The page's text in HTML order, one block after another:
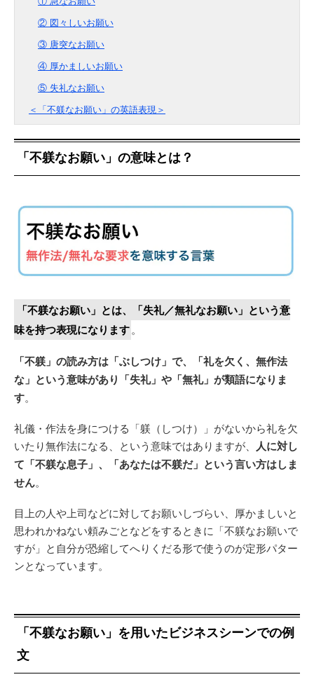
② 図々しいお願い
③ 唐突なお願い
④ 厚かましいお願い
⑤ 失礼なお願い
＜「不躾なお願い」の英語表現＞
「不躾なお願い」の意味とは？
「不躾なお願い」とは、「失礼／無礼なお願い」という意
味を持つ表現になります。
「不躾」の読み方は「ぶしつけ」で、「礼を欠く、無作法
な」という意味があり「失礼」や「無礼」が類語になりま
す。
礼儀・作法を身につける「躾（しつけ）」がないから礼を欠
いたり無作法になる、という意味ではありますが、 人に対し
て「不躾な息子」、「あなたは不躾だ」という言い方はしま
せん。
目上の人や上司などに対してお願いしづらい、厚かましいと
思われかねない頼みごとなどをするときに「不躾なお願いで
すが」と自分が恐縮してへりくだる形で使うのが定形パター
ンとなっています。
「不躾なお願い」を用いたビジネスシーンでの例
文